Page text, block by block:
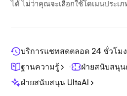
ได้ ไม่ว่าคุณจะเลือกใช้โดเมนประเ
บริการแชทสดตลอด 24 ชั่วโม
ฐานความรู้
ฝ่ายสนับสนุน
ฝ่ายสนับสนุน UltaAI